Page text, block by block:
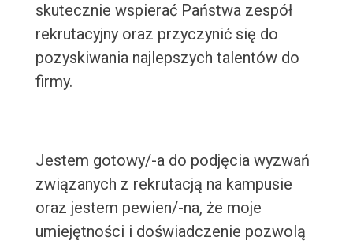
skutecznie wspierać Państwa zespół
rekrutacyjny oraz przyczynić się do
pozyskiwania najlepszych talentów do
firmy.
Jestem gotowy/-a do podjęcia wyzwań
związanych z rekrutacją na kampusie
oraz jestem pewien/-na, że moje
umiejętności i doświadczenie pozwolą